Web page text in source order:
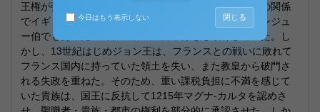
王権が強化されていた。プランタジネット家は、血統の関係
でイギリス王位についたが、フランス国王の臣下・アンジュ
ー伯でもあったので、フランス西半分をも領有していた。し
かし、13世紀はじめジョン王は、フランスとの戦いに敗れて
フランス国内に持っていた領土を失い、また教皇から破門さ
れる失政を重ねた。そのため、重い課税負担に不満を感じて
いた貴族は、国王に反抗して1215年マグナ-カルタを認めさ
今日はもう表示しない 閉じる